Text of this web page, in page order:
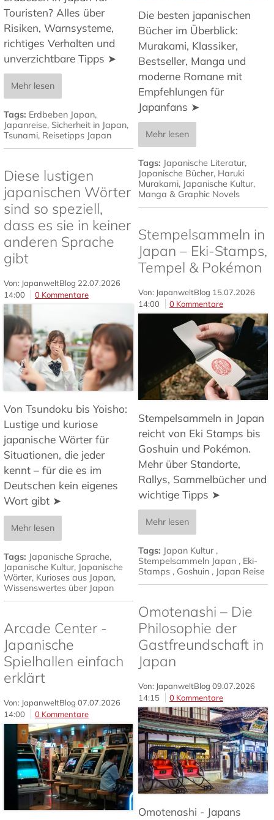
Touristen? Alles über
Risiken, Warnsysteme,
richtiges Verhalten und
unverzichtbare Tipps ➤
Mehr lesen
Tags: Erdbeben Japan,
Japanreise, Sicherheit in Japan,
Tsunami, Reisetipps Japan
Die besten japanischen
Bücher im Überblick:
Murakami, Klassiker,
Bestseller, Manga und
moderne Romane mit
Empfehlungen für
Japanfans ➤
Mehr lesen
Tags: Japanische Literatur,
Japanische Bücher, Haruki
Murakami, Japanische Kultur,
Manga & Graphic Novels
Diese lustigen
japanischen Wörter
sind so speziell,
dass es sie in keiner
anderen Sprache
gibt
Von: JapanweltBlog 22.07.2026
14:00
0 Kommentare
Von Tsundoku bis Yoisho:
Lustige und kuriose
japanische Wörter für
Situationen, die jeder
kennt – für die es im
Deutschen kein eigenes
Wort gibt ➤
Mehr lesen
Tags: Japanische Sprache,
Japanische Kultur, Japanische
Wörter, Kurioses aus Japan,
Wissenswertes über Japan
Stempelsammeln in
Japan – Eki-Stamps,
Tempel & Pokémon
Von: JapanweltBlog 15.07.2026
14:00
0 Kommentare
Stempelsammeln in Japan
reicht von Eki Stamps bis
Goshuin und Pokémon.
Mehr über Standorte,
Rallys, Sammelbücher und
wichtige Tipps ➤
Mehr lesen
Tags: Japan Kultur ,
Stempelsammeln Japan , Eki-
Stamps , Goshuin , Japan Reise
Omotenashi – Die
Philosophie der
Gastfreundschaft in
Japan
Von: JapanweltBlog 09.07.2026
14:15
0 Kommentare
Omotenashi - Japans
Arcade Center -
Japanische
Spielhallen einfach
erklärt
Von: JapanweltBlog 07.07.2026
14:00
0 Kommentare